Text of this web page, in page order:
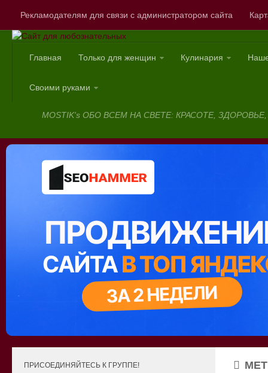
Рекламодателям для связи с администратором сайта
Сайт для
MOSTIK's ОБО ВСЕМ НА СВЕТЕ: КРАСОТЕ,
Главная Только для женщин Кулинария
Своими руками
ПРИСОЕДИНЯЙТЕСЬ К ГРУППЕ!